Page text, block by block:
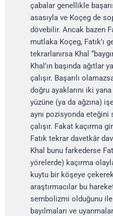
çabalar genellikle
asasıyla ve Koçeg de
dövebilir. Ancak bazen
mutlaka Koçeg, Fatık’ı
tekrarlanırsa Khal
Khal’ın başında ağıtlar
çalışır. Başarılı
doğru ayaklarını iki
yüzüne (ya da ağzına)
aynı pozisyonda eteğini
çalışır. Fakat kaçırma
Fatık tekrar davetkâr
Khal bunu farkederse
yörelerde) kaçırma
kuytu bir köşeye
araştırmacılar bu
sembolizmi olduğunu
bayılmaları ve